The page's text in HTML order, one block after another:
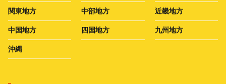
関東地方 中部地方 近畿地方
中国地方 四国地方 九州地方
沖縄